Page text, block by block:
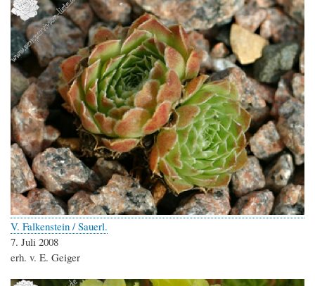
V. Falkenstein / Sauerl.
7. Juli 2008
erh. v. E. Geiger